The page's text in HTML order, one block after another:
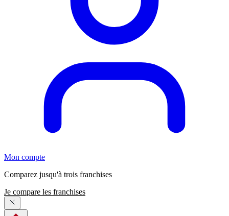
Mon compte
Comparez jusqu'à trois franchises
Je compare les franchises